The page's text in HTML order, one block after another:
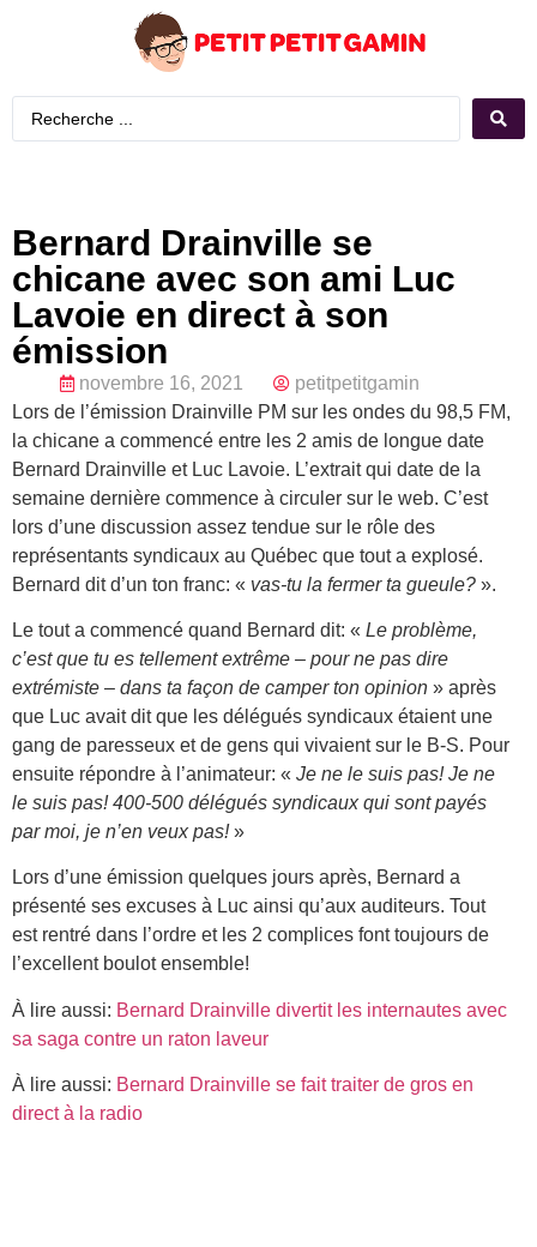
Bernard Drainville se
chicane avec son ami Luc
Lavoie en direct à son
émission
novembre 16, 2021
petitpetitgamin
Lors de l’émission Drainville PM sur les ondes du 98,5 FM,
la chicane a commencé entre les 2 amis de longue date
Bernard Drainville et Luc Lavoie. L’extrait qui date de la
semaine dernière commence à circuler sur le web. C’est
lors d’une discussion assez tendue sur le rôle des
représentants syndicaux au Québec que tout a explosé.
Bernard dit d’un ton franc: « vas-tu la fermer ta gueule? ».
Le tout a commencé quand Bernard dit: « Le problème,
c’est que tu es tellement extrême – pour ne pas dire
extrémiste – dans ta façon de camper ton opinion » après
que Luc avait dit que les délégués syndicaux étaient une
gang de paresseux et de gens qui vivaient sur le B-S. Pour
ensuite répondre à l’animateur: « Je ne le suis pas! Je ne
le suis pas! 400-500 délégués syndicaux qui sont payés
par moi, je n’en veux pas!»
Lors d’une émission quelques jours après, Bernard a
présenté ses excuses à Luc ainsi qu’aux auditeurs. Tout
est rentré dans l’ordre et les 2 complices font toujours de
l’excellent boulot ensemble!
À lire aussi: Bernard Drainville divertit les internautes avec
sa saga contre un raton laveur
À lire aussi: Bernard Drainville se fait traiter de gros en
direct à la radio